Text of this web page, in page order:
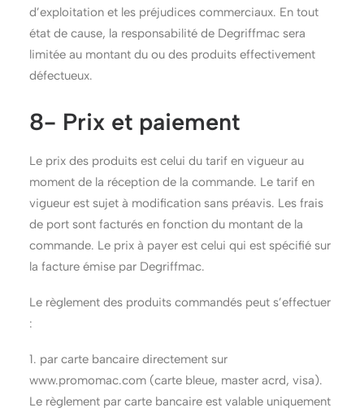
d’exploitation et les préjudices commerciaux. En tout
état de cause, la responsabilité de Degriffmac sera
limitée au montant du ou des produits effectivement
défectueux.
8- Prix et paiement
Le prix des produits est celui du tarif en vigueur au
moment de la réception de la commande. Le tarif en
vigueur est sujet à modification sans préavis. Les frais
de port sont facturés en fonction du montant de la
commande. Le prix à payer est celui qui est spécifié sur
la facture émise par Degriffmac.
Le règlement des produits commandés peut s’effectuer
:
1. par carte bancaire directement sur
www.promomac.com (carte bleue, master acrd, visa).
Le règlement par carte bancaire est valable uniquement